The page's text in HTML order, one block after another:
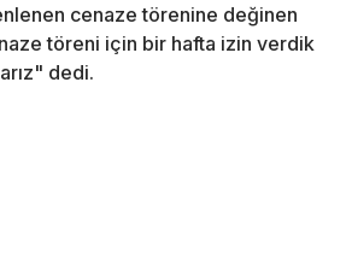
cenaze törenine değinen
töreni için bir hafta izin verdik
dedi.